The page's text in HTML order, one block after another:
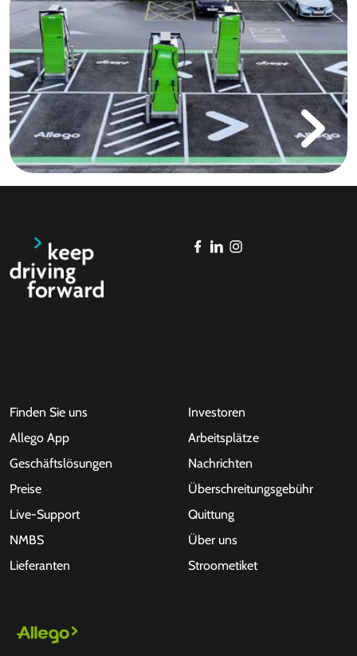
Finden Sie uns
Allego App
Geschäftslösungen
Preise
Live-Support
NMBS
Lieferanten
Investoren
Arbeitsplätze
Nachrichten
Überschreitungsgebühr
Quittung
Über uns
Stroometiket